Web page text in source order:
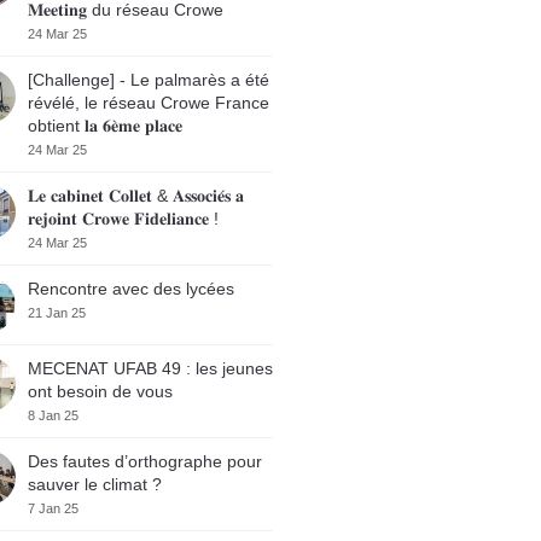
𝐌𝐞𝐞𝐭𝐢𝐧𝐠 du réseau Crowe
24 Mar 25
[Challenge] - Le palmarès a été
révélé, le réseau Crowe France
obtient 𝐥𝐚 𝟔𝐞̀𝐦𝐞 𝐩𝐥𝐚𝐜𝐞
24 Mar 25
𝐋𝐞 𝐜𝐚𝐛𝐢𝐧𝐞𝐭 𝐂𝐨𝐥𝐥𝐞𝐭 & 𝐀𝐬𝐬𝐨𝐜𝐢𝐞́𝐬 𝐚
𝐫𝐞𝐣𝐨𝐢𝐧𝐭 𝐂𝐫𝐨𝐰𝐞 𝐅𝐢𝐝𝐞𝐥𝐢𝐚𝐧𝐜𝐞 !
24 Mar 25
Rencontre avec des lycées
21 Jan 25
MECENAT UFAB 49 : les jeunes
ont besoin de vous
8 Jan 25
Des fautes d’orthographe pour
sauver le climat ?
7 Jan 25